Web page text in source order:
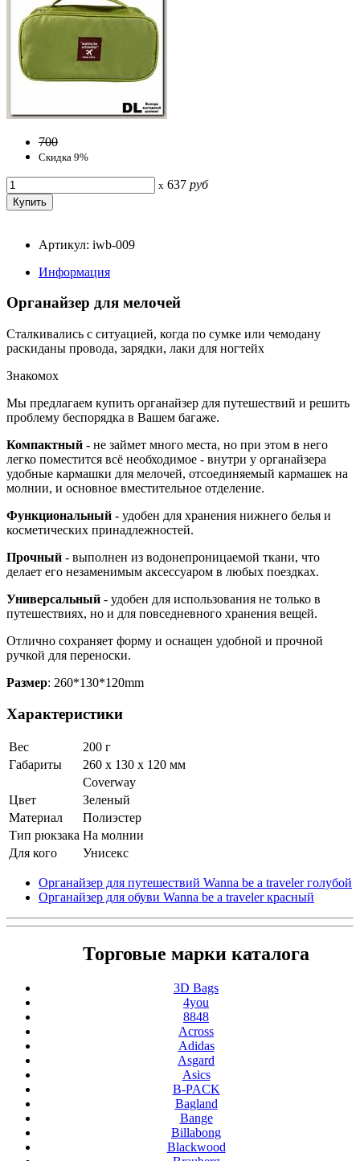
700
Скидка 9%
x 637 руб
Артикул: iwb-009
Информация
Органайзер для мелочей
Сталкивались с ситуацией, когда по сумке или чемодану
раскиданы провода, зарядки, лаки для ногтейx
Знакомоx
Мы предлагаем купить органайзер для путешествий и решить
проблему беспорядка в Вашем багаже.
Компактный - не займет много места, но при этом в него
легко поместится всё необходимое - внутри у органайзера
удобные кармашки для мелочей, отсоединяемый кармашек на
молнии, и основное вместительное отделение.
Функциональный - удобен для хранения нижнего белья и
косметических принадлежностей.
Прочный - выполнен из водонепроницаемой ткани, что
делает его незаменимым аксессуаром в любых поездках.
Универсальный - удобен для использования не только в
путешествиях, но и для повседневного хранения вещей.
Отлично сохраняет форму и оснащен удобной и прочной
ручкой для переноски.
Размер: 260*130*120mm
Характеристики
Вес
200 г
Габариты
260 x 130 x 120 мм
Coverway
Цвет
Зеленый
Материал
Полиэстер
Тип рюкзака На молнии
Для кого
Унисекс
Органайзер для путешествий Wanna be a traveler голубой
Органайзер для обуви Wanna be a traveler красный
Торговые марки каталога
3D Bags
4you
8848
Across
Adidas
Asgard
Asics
B-PACK
Bagland
Bange
Billabong
Blackwood